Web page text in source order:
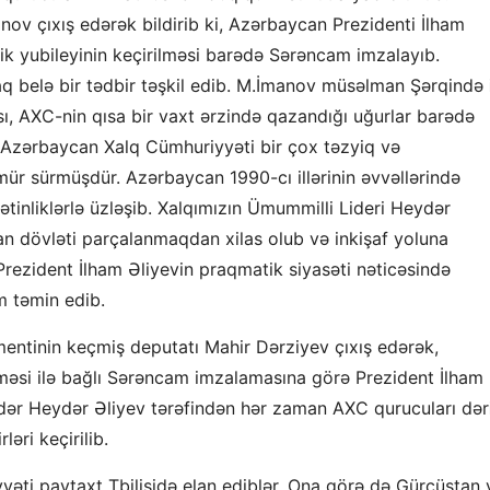
çıxış edərək bildirib ki, Azərbaycan Prezidenti İlham
yubileyinin keçirilməsi barədə Sərəncam imzalayıb.
belə bir tədbir təşkil edib. M.İmanov müsəlman Şərqində
AXC-nin qısa bir vaxt ərzində qazandığı uğurlar barədə
Xalq Cümhuriyyəti bir çox təzyiq və
sürmüşdür. Azərbaycan 1990-cı illərinin əvvəllərində
üzləşib. Xalqımızın Ümummilli Lideri Heydər
dövləti parçalanmaqdan xilas olub və inkişaf yoluna
İlham Əliyevin praqmatik siyasəti nəticəsində
təmin edib.
keçmiş deputatı Mahir Dərziyev çıxış edərək,
ilə bağlı Sərəncam imzalamasına görə Prezident İlham
Heydər Əliyev tərəfindən hər zaman AXC qurucuları
keçirilib.
paytaxt Tbilisidə elan ediblər. Ona görə də Gürcüstan